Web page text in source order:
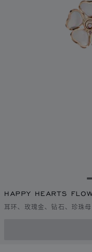
HAPPY HEARTS
耳环、玫瑰金、钻石、珍珠母